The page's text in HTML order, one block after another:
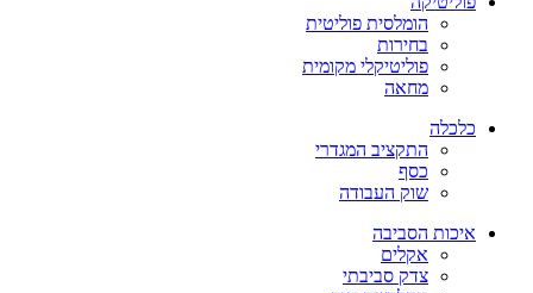
הומלסית פוליטית
בחירות
פוליטיקלי מקומית
מחאה
כלכלה
התקציב המגדרי
כסף
שוק העבודה
איכות הסביבה
אקלים
צדק סביבתי